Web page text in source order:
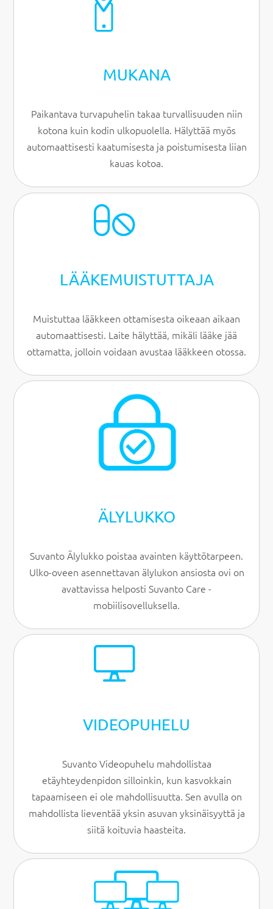
MUKANA
Paikantava turvapuhelin takaa turvallisuuden niin
kotona kuin kodin ulkopuolella. Hälyttää myös
automaattisesti kaatumisesta ja poistumisesta liian
kauas kotoa.
LÄÄKE­MUISTUTTAJA
Muistuttaa lääkkeen ottamisesta oikeaan aikaan
automaattisesti. Laite hälyttää, mikäli lääke jää
ottamatta, jolloin voidaan avustaa lääkkeen otossa.
ÄLYLUKKO
Suvanto Älylukko poistaa avainten käyttötarpeen.
Ulko-oveen asennettavan älylukon ansiosta ovi on
avattavissa helposti Suvanto Care -
mobiilisovelluksella.
VIDEOPUHELU
Suvanto Videopuhelu mahdollistaa
etäyhteydenpidon silloinkin, kun kasvokkain
tapaamiseen ei ole mahdollisuutta. Sen avulla on
mahdollista lieventää yksin asuvan yksinäisyyttä ja
siitä koituvia haasteita.